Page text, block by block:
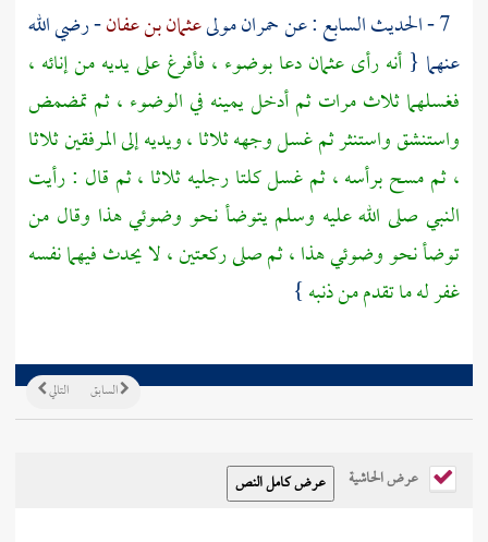
حمرانمولىعثمان بن عفان- رضي الله
عنهما {أنه رأىعثماندعا بوضوء ، فأفرغ على يديه من إنائه ،
فغسلهما ثلاث مرات ثم أدخل يمينه في الوضوء ، ثم تمضمض
واستنشق واستنثر ثم غسل وجهه ثلاثا ، ويديه إلى المرفقين ثلاثا
، ثم مسح برأسه ، ثم غسل كلتا رجليه ثلاثا ، ثم قال : رأيت
النبي صلى الله عليه وسلم يتوضأ نحو وضوئي هذا وقال من
توضأ نحو وضوئي هذا ، ثم صلى ركعتين ، لا يحدث فيهما نفسه
غفر له ما تقدم من ذنبه}
التالي السابق
عرض الحاشية